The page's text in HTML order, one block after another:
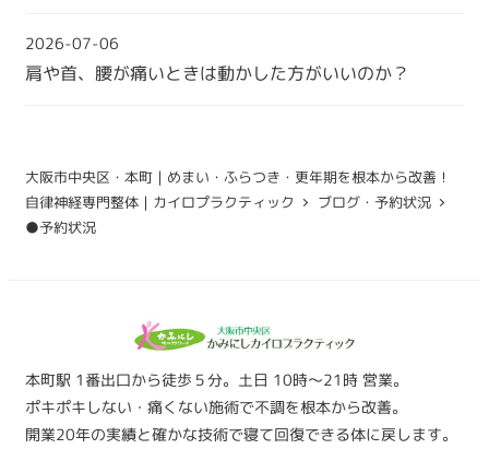
肩や首、腰が痛いときは動かした方がいいのか？
2026-07-06
大阪市中央区・本町｜めまい・ふらつき・更年期を根本から改善！
自律神経専門整体｜カイロプラクティック
ブログ・予約状況
●予約状況
本町駅 1番出口から徒歩５分。土日 10時～21時 営業。
ポキポキしない・痛くない施術で不調を根本から改善。
開業20年の実績と確かな技術で寝て回復できる体に戻します。